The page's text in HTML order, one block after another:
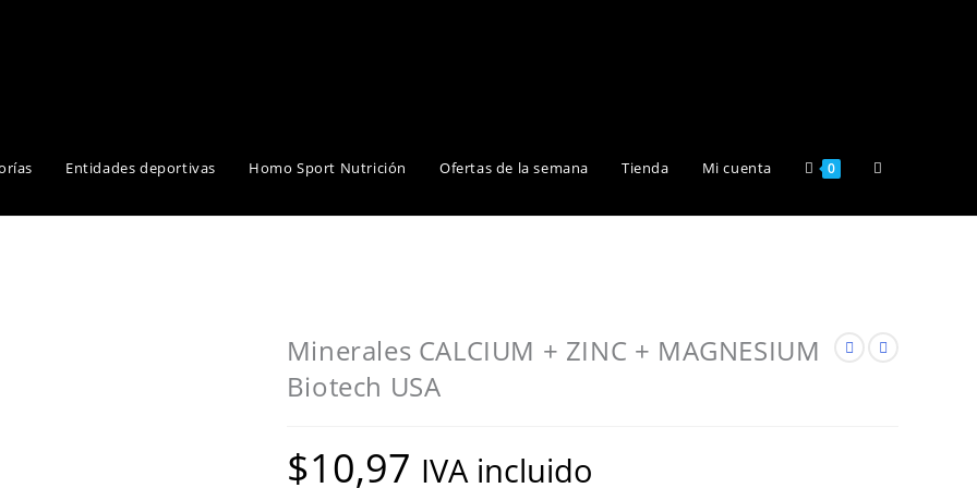
Entidades deportivas Homo Sport Nutrición Ofertas de la semana Tienda Mi cuenta 0 Alternar
Minerales CALCIUM + ZINC + MAGNESIUM
Biotech USA
$10,97 IVA incluido